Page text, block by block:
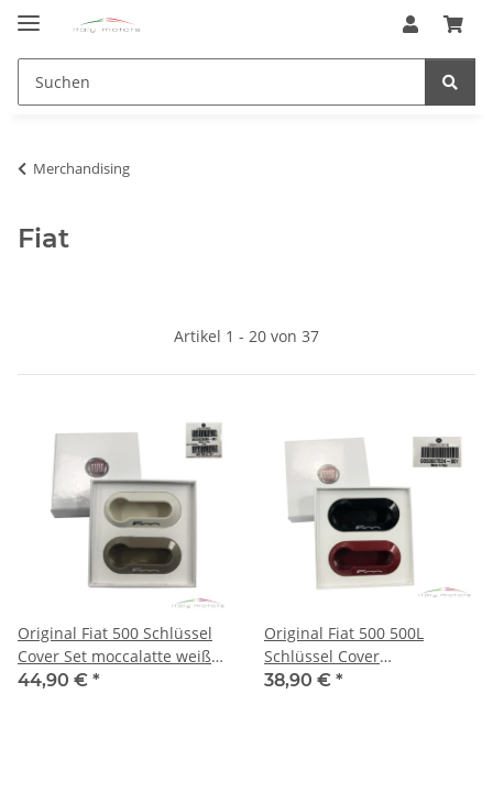
Merchandising
Fiat
Artikel 1 - 20 von 37
Original Fiat 500 Schlüssel
Cover Set moccalatte weiß
pastell Set 50926869
44,90 € *
Original Fiat 500 500L
Schlüssel Cover
Schlüsselcover Set schwarz
38,90 € *